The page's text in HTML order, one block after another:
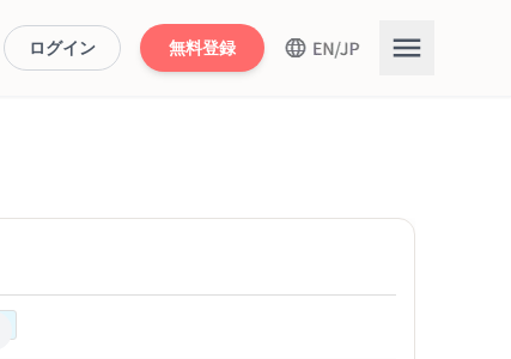
ログイン 無料登録